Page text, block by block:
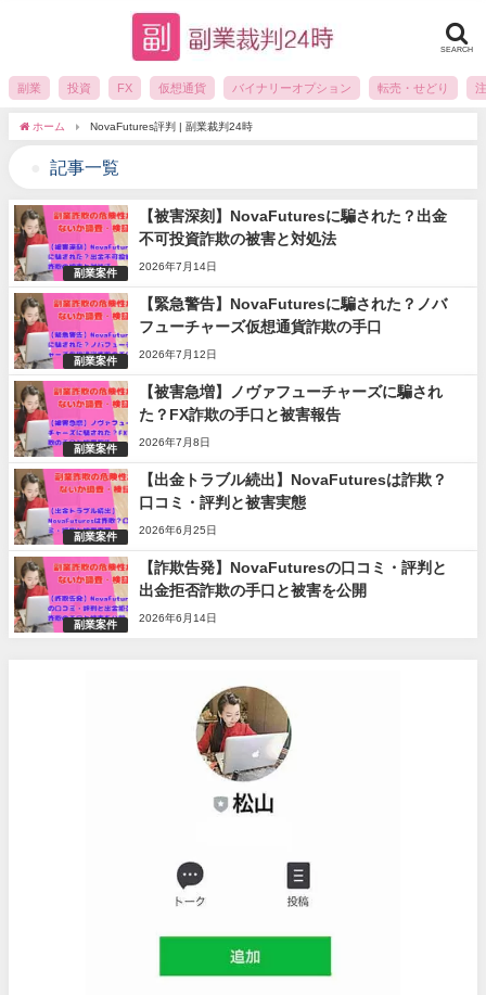
SEARCH
副業 投資 FX 仮想通貨 バイナリーオプション 転売・せどり
ホーム NovaFutures評判 | 副業裁判24時
記事一覧
副業案件
【被害深刻】NovaFuturesに騙された？出金
不可投資詐欺の被害と対処法
2026年7月14日
副業案件
【緊急警告】NovaFuturesに騙された？ノバ
フューチャーズ仮想通貨詐欺の手口
2026年7月12日
副業案件
【被害急増】ノヴァフューチャーズに騙され
た？FX詐欺の手口と被害報告
2026年7月8日
副業案件
【出金トラブル続出】NovaFuturesは詐欺？
口コミ・評判と被害実態
2026年6月25日
副業案件
【詐欺告発】NovaFuturesの口コミ・評判と
出金拒否詐欺の手口と被害を公開
2026年6月14日